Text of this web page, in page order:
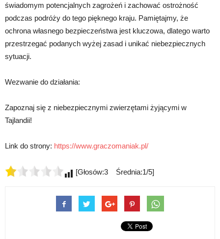
świadomym potencjalnych zagrożeń i zachować ostrożność
podczas podróży do tego pięknego kraju. Pamiętajmy, że
ochrona własnego bezpieczeństwa jest kluczowa, dlatego warto
przestrzegać podanych wyżej zasad i unikać niebezpiecznych
sytuacji.
Wezwanie do działania:
Zapoznaj się z niebezpiecznymi zwierzętami żyjącymi w
Tajlandii!
Link do strony: https://www.graczomaniak.pl/
[Głosów:3 Średnia:1/5]